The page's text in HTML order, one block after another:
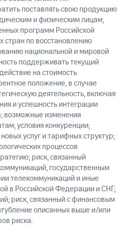
поставлять свою продукцию
и физическим лицам;
программ Российской
по восстановлению
национальной и мировой
поддерживать текущий
на стоимость
положение, в случае
деятельность, включая
и успешность интеграции
возможные изменения
условия конкуренции;
услуг и тарифных структур;
процессов
риск, связанный
государственным
телекоммуникаций и иные
в Российской Федерации и СНГ;
риск, связанный с финансовым
описанных выше и/или
риска.